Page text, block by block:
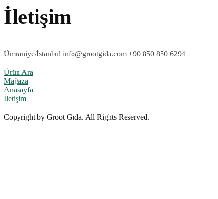
İletişim
Ümraniye/İstanbul info@grootgida.com +90 850 850 6294
Ürün Ara
Mağaza
Anasayfa
İletişim
Copyright by Groot Gıda. All Rights Reserved.